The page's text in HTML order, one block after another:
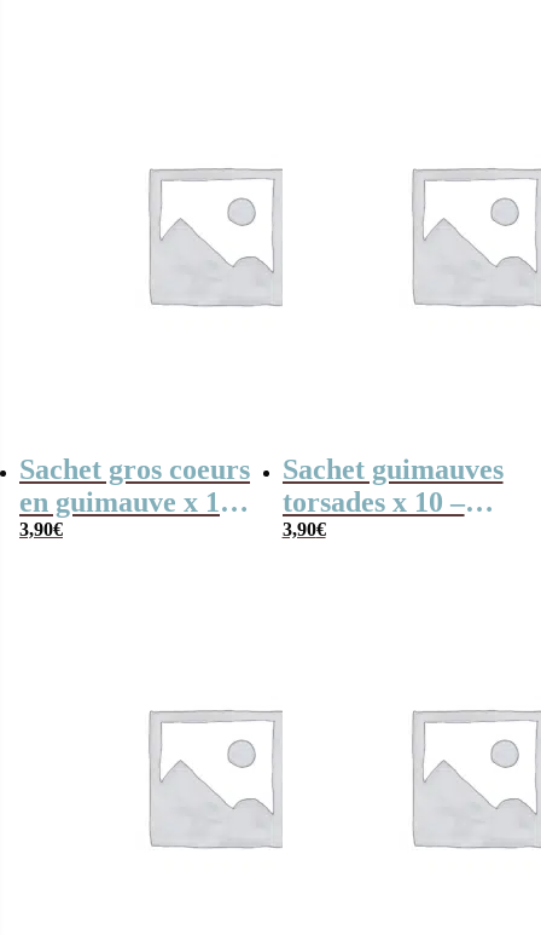
Sachet gros coeurs
en guimauve x 15
– Bisounours
3,90€
Sachet guimauves
torsades x 10 –
Bisounours
3,90€